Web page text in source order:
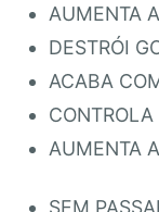
AUMENTA
DESTRÓI
ACABA
CONTROLA
AUMENTA
SEM